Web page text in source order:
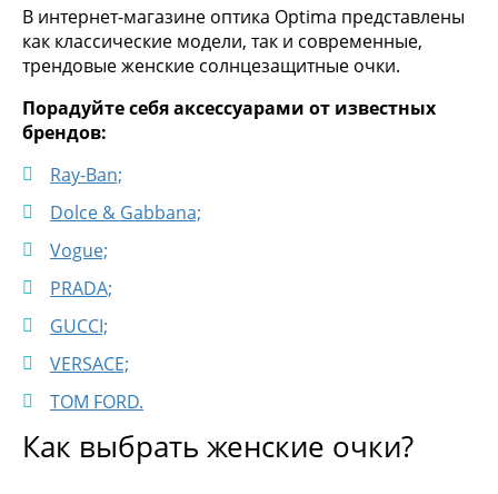
В интернет-магазине оптика Optima представлены
как классические модели, так и современные,
трендовые женские солнцезащитные очки.
Порадуйте себя аксессуарами от известных
брендов:
Ray-Ban;
Dolce & Gabbana;
Vogue;
PRADA;
GUCCI;
VERSACE;
TOM FORD.
Как выбрать женские очки?